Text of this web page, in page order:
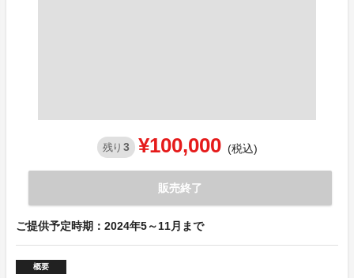
残り 3 ¥100,000 (税込)
販売終了
ご提供予定時期：2024年5～11月まで
概要